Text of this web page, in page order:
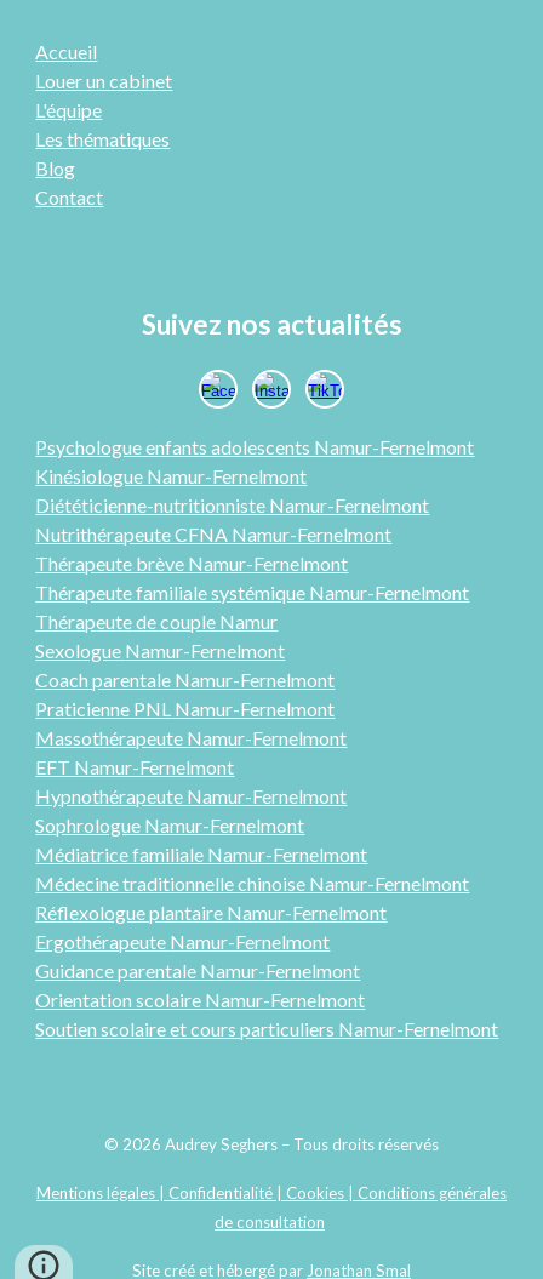
Accueil
Louer un cabinet
L'équipe
Les thématiques
Blog
Contact
Suivez nos actualités
Psychologue enfants adolescents Namur-Fernelmont
Kinésiologue Namur-Fernelmont
Diététicienne-nutritionniste Namur-Fernelmont
Nutrithérapeute CFNA Namur-Fernelmont
Thérapeute brève Namur-Fernelmont
Thérapeute familiale systémique Namur-Fernelmont
Thérapeutede couple Namur
Sexologue Namur-Fernelmont
Coach parentale Namur-Fernelmont
Praticienne PNL Namur-Fernelmont
Massothérapeute Namur-Fernelmont
EFT Namur-Fernelmont
Hypnothérapeute Namur-Fernelmont
Sophrologue Namur-Fernelmont
Médiatrice familiale Namur-Fernelmont
Médecine traditionnelle chinoise Namur-Fernelmont
Réflexologue plantaire Namur-Fernelmont
Ergothérapeute Namur-Fernelmont
Guidance parentale Namur-Fernelmont
Orientation scolaire Namur-Fernelmont
Soutien scolaire et cours particuliers Namur-Fernelmont
© 2026 Audrey Seghers – Tous droits réservés
Mentions légales | Confidentialité | Cookies | Conditions générales
de consultation
Site créé et hébergé par Jonathan Smal